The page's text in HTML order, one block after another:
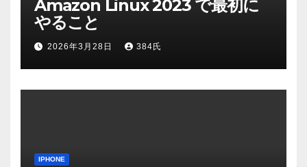
Amazon Linux 2023 で最初に
やること
2026年3月28日 384氏
IPHONE